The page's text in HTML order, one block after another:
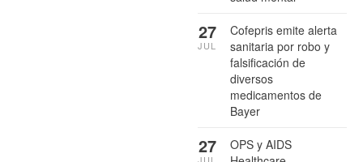
Cofepris emite alerta
sanitaria por robo y
falsificación de
diversos
medicamentos de
Bayer
27
JUL
OPS y AIDS
27